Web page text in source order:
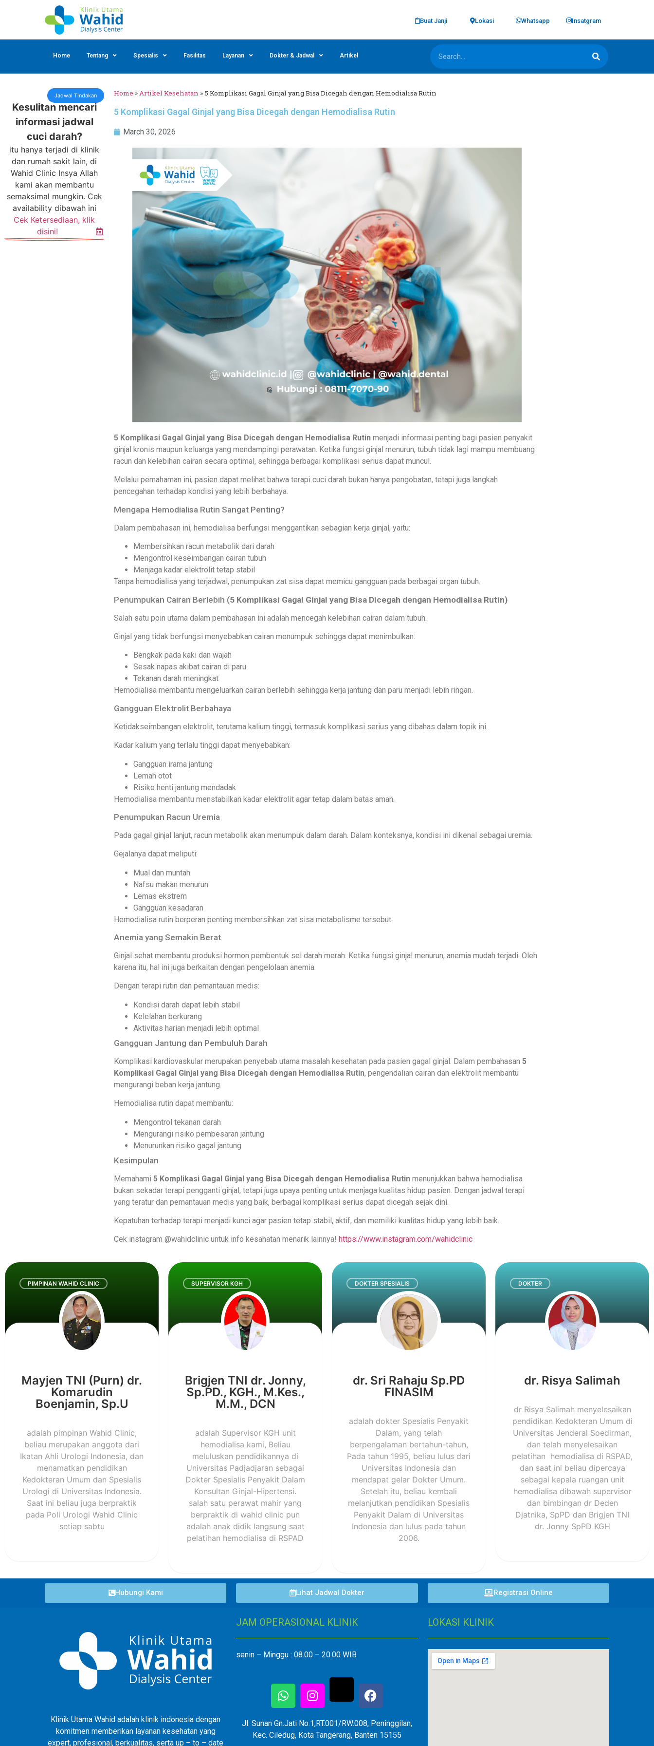
Buat Janji Lokasi Whatsapp Insatgram
Home Tentang Spesialis Fasilitas Layanan Dokter & Jadwal Artikel
Kesulitan mencari
informasi jadwal
cuci darah?
itu hanya terjadi di klinik
dan rumah sakit lain, di
Wahid Clinic Insya Allah
kami akan membantu
semaksimal mungkin. Cek
availability dibawah ini
Cek Ketersediaan, klik
disini!
Jadwal Tindakan Home »Artikel Kesehatan»5 Komplikasi Gagal Ginjal yang Bisa Dicegah dengan Hemodialisa Rutin
5 Komplikasi Gagal Ginjal yang Bisa Dicegah dengan Hemodialisa Rutin
March 30, 2026
5 Komplikasi Gagal Ginjal yang Bisa Dicegah dengan Hemodialisa Rutinmenjadi informasi penting bagi pasien penyakit
ginjal kronis maupun keluarga yang mendampingi perawatan. Ketika fungsi ginjal menurun, tubuh tidak lagi mampu membuang
racun dan kelebihan cairan secara optimal, sehingga berbagai komplikasi serius dapat muncul.
Melalui pemahaman ini, pasien dapat melihat bahwa terapi cuci darah bukan hanya pengobatan, tetapi juga langkah
pencegahan terhadap kondisi yang lebih berbahaya.
Mengapa Hemodialisa Rutin Sangat Penting?
Dalam pembahasan ini, hemodialisa berfungsi menggantikan sebagian kerja ginjal, yaitu:
Membersihkan racun metabolik dari darah
Mengontrol keseimbangan cairan tubuh
Menjaga kadar elektrolit tetap stabil
Tanpa hemodialisa yang terjadwal, penumpukan zat sisa dapat memicu gangguan pada berbagai organ tubuh.
Penumpukan Cairan Berlebih (5 Komplikasi Gagal Ginjal yang Bisa Dicegah dengan Hemodialisa Rutin)
Salah satu poin utama dalam pembahasan ini adalah mencegah kelebihan cairan dalam tubuh.
Ginjal yang tidak berfungsi menyebabkan cairan menumpuk sehingga dapat menimbulkan:
Bengkak pada kaki dan wajah
Sesak napas akibat cairan di paru
Tekanan darah meningkat
Hemodialisa membantu mengeluarkan cairan berlebih sehingga kerja jantung dan paru menjadi lebih ringan.
Gangguan Elektrolit Berbahaya
Ketidakseimbangan elektrolit, terutama kalium tinggi, termasuk komplikasi serius yang dibahas dalam topik ini.
Kadar kalium yang terlalu tinggi dapat menyebabkan:
Gangguan irama jantung
Lemah otot
Risiko henti jantung mendadak
Hemodialisa membantu menstabilkan kadar elektrolit agar tetap dalam batas aman.
Penumpukan Racun Uremia
Pada gagal ginjal lanjut, racun metabolik akan menumpuk dalam darah. Dalam konteksnya, kondisi ini dikenal sebagai uremia.
Gejalanya dapat meliputi:
Mual dan muntah
Nafsu makan menurun
Lemas ekstrem
Gangguan kesadaran
Hemodialisa rutin berperan penting membersihkan zat sisa metabolisme tersebut.
Anemia yang Semakin Berat
Ginjal sehat membantu produksi hormon pembentuk sel darah merah. Ketika fungsi ginjal menurun, anemia mudah terjadi. Oleh
karena itu, hal ini juga berkaitan dengan pengelolaan anemia.
Dengan terapi rutin dan pemantauan medis:
Kondisi darah dapat lebih stabil
Kelelahan berkurang
Aktivitas harian menjadi lebih optimal
Gangguan Jantung dan Pembuluh Darah
Komplikasi kardiovaskular merupakan penyebab utama masalah kesehatan pada pasien gagal ginjal. Dalam pembahasan 5
Komplikasi Gagal Ginjal yang Bisa Dicegah dengan Hemodialisa Rutin, pengendalian cairan dan elektrolit membantu
mengurangi beban kerja jantung.
Hemodialisa rutin dapat membantu:
Mengontrol tekanan darah
Mengurangi risiko pembesaran jantung
Menurunkan risiko gagal jantung
Kesimpulan
Memahami 5 Komplikasi Gagal Ginjal yang Bisa Dicegah dengan Hemodialisa Rutinmenunjukkan bahwa hemodialisa
bukan sekadar terapi pengganti ginjal, tetapi juga upaya penting untuk menjaga kualitas hidup pasien. Dengan jadwal terapi
yang teratur dan pemantauan medis yang baik, berbagai komplikasi serius dapat dicegah sejak dini.
Kepatuhan terhadap terapi menjadi kunci agar pasien tetap stabil, aktif, dan memiliki kualitas hidup yang lebih baik.
Cek instagram @wahidclinic untuk info kesahatan menarik lainnya! https://www.instagram.com/wahidclinic
PIMPINAN WAHID CLINIC
Mayjen TNI (Purn) dr.
Komarudin
Boenjamin, Sp.U
adalah pimpinan Wahid Clinic,
beliau merupakan anggota dari
Ikatan Ahli Urologi Indonesia, dan
menamatkan pendidikan
Kedokteran Umum dan Spesialis
Urologi di Universitas Indonesia.
Saat ini beliau juga berpraktik
pada Poli Urologi Wahid Clinic
setiap sabtu
SUPERVISOR KGH
Brigjen TNI dr. Jonny,
Sp.PD., KGH., M.Kes.,
M.M., DCN
adalah Supervisor KGH unit
hemodialisa kami, Beliau
meluluskan pendidikannya di
Universitas Padjadjaran sebagai
Dokter Spesialis Penyakit Dalam
Konsultan Ginjal-Hipertensi.
salah satu perawat mahir yang
berpraktik di wahid clinic pun
adalah anak didik langsung saat
pelatihan hemodialisa di RSPAD
DOKTER SPESIALIS
dr. Sri Rahaju Sp.PD
FINASIM
adalah dokter Spesialis Penyakit
Dalam, yang telah
berpengalaman bertahun-tahun,
Pada tahun 1995, beliau lulus dari
Universitas Indonesia dan
mendapat gelar Dokter Umum.
Setelah itu, beliau kembali
melanjutkan pendidikan Spesialis
Penyakit Dalam di Universitas
Indonesia dan lulus pada tahun
2006.
DOKTER
dr. Risya Salimah
dr Risya Salimah menyelesaikan
pendidikan Kedokteran Umum di
Universitas Jenderal Soedirman,
dan telah menyelesaikan
pelatihan hemodialisa di RSPAD,
dan saat ini beliau dipercaya
sebagai kepala ruangan unit
hemodialisa dibawah supervisor
dan bimbingan dr Deden
Djatnika, SpPD dan Brigjen TNI
dr. Jonny SpPD KGH
Hubungi Kami Lihat Jadwal Dokter Registrasi Online
Klinik Utama Wahid adalah klinik indonesia dengan
komitmen memberikan layanan kesehatan yang
expert, profesional, berkualitas, serta up – to – date
JAM OPERASIONAL KLINIK
senin – Minggu : 08.00 – 20.00 WIB
Jl. Sunan Gn.Jati No.1,RT.001/RW.008, Peninggilan,
Kec. Ciledug, Kota Tangerang, Banten 15155
LOKASI KLINIK